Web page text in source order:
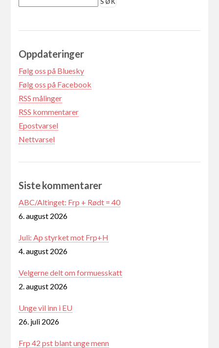
Oppdateringer
Følg oss på Bluesky
Følg oss på Facebook
RSS målinger
RSS kommentarer
Epostvarsel
Nettvarsel
Siste kommentarer
ABC/Altinget: Frp + Rødt = 40
6. august 2026
Juli: Ap styrket mot Frp+H
4. august 2026
Velgerne delt om formuesskatt
2. august 2026
Unge vil inn i EU
26. juli 2026
Frp 42 pst blant unge menn